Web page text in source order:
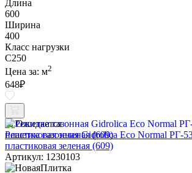
Длина
600
Ширина
400
Класс нагрузки
C250
Цена за: м2
648₽
Ожидается
Решетка газонная Gidrolica Eco Normal РГ-
пластиковая зеленая (609)
Артикул: 1230103